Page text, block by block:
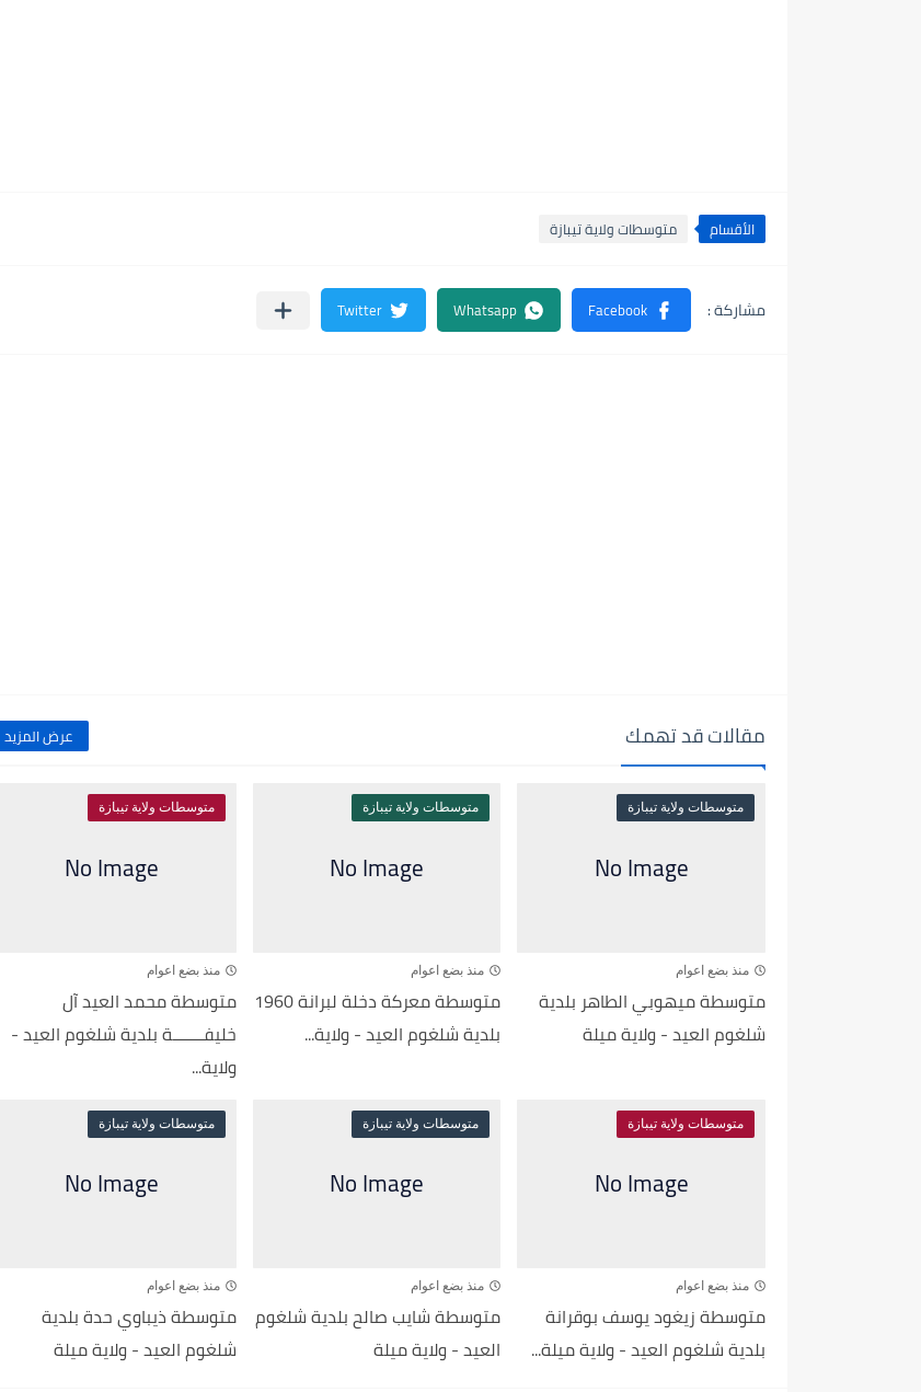
الأقسام متوسطات ولاية تيبازة
مقالات قد تهمك عرض المزيد
متوسطات ولاية تيبازة
منذ بضع اعوام
متوسطة ميهوبي الطاهر بلدية
شلغوم العيد - ولاية ميلة
متوسطات ولاية تيبازة
منذ بضع اعوام
متوسطة معركة دخلة لبرانة 1960
بلدية شلغوم العيد - ولاية...
متوسطات ولاية تيبازة
منذ بضع اعوام
متوسطة محمد العيد آل
خليفـــــــة بلدية شلغوم العيد -
ولاية...
متوسطات ولاية تيبازة
منذ بضع اعوام
متوسطة زيغود يوسف بوقرانة
بلدية شلغوم العيد - ولاية ميلة...
متوسطات ولاية تيبازة
منذ بضع اعوام
متوسطة شايب صالح بلدية شلغوم
العيد - ولاية ميلة
متوسطات ولاية تيبازة
منذ بضع اعوام
متوسطة ذيباوي حدة بلدية
شلغوم العيد - ولاية ميلة